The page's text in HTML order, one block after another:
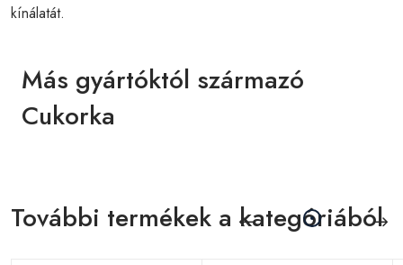
kínálatát.
Más gyártóktól származó
Cukorka
További termékek a kategóriából